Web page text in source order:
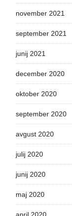
november 2021
september 2021
junij 2021
december 2020
oktober 2020
september 2020
avgust 2020
julij 2020
junij 2020
maj 2020